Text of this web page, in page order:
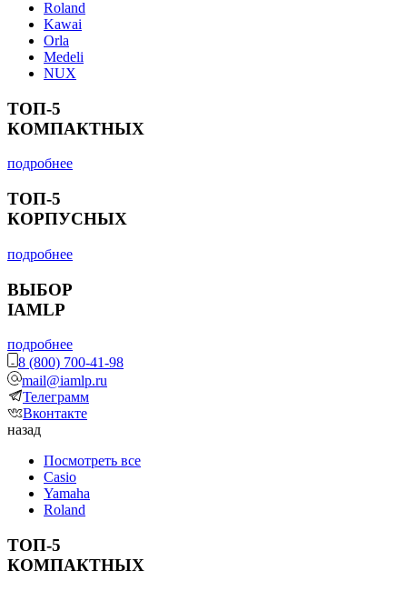
Roland
Kawai
Orla
Medeli
NUX
ТОП-5
КОМПАКТНЫХ
подробнее
ТОП-5
КОРПУСНЫХ
подробнее
ВЫБОР
IAMLP
подробнее
8 (800) 700-41-98
mail@iamlp.ru
Телеграмм
Вконтакте
назад
Посмотреть все
Casio
Yamaha
Roland
ТОП-5
КОМПАКТНЫХ